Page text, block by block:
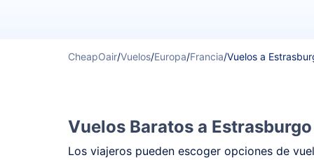
CheapOair/Vuelos/Europa/Francia/Vuelos a
Vuelos Baratos a
Los viajeros pueden escoger opciones de